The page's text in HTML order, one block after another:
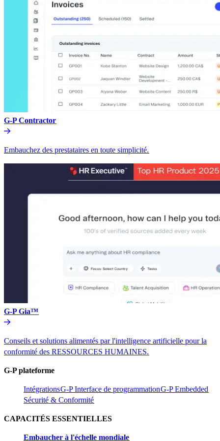
G-P Contractor​​
Embauchez des prestataires en toute simplicité.​​
G-P Gia™​​
Conseils et solutions alimentés par l'intelligence artificielle pour la
conformité des RESSOURCES HUMAINES.​​
G-P plateforme​​
Intégrations​​G-P Interface de programmation​​G-P Embedded​​
Sécurité & Conformité​​
CAPACITÉS ESSENTIELLES​​
Embaucher à l'échelle mondiale​​